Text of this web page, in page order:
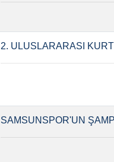
2. ULUSLARARASI
SAMSUNSPOR'UN